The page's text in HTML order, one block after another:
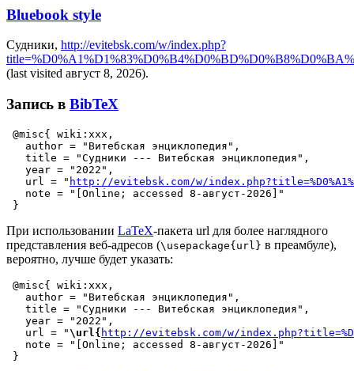
Bluebook style
Судники, http://evitebsk.com/w/index.php?
(last visited август 8, 2026).
Запись в BibTeX
@misc{ wiki:xxx,
   author = "Витебская энциклопедия",
   title = "Судники --- Витебская энциклопедия",
   year = "2022",
   url = "
http://evitebsk.com/w/
   note = "[Online; accessed 8-август-2026]"
При использовании LaTeX-пакета url для более наглядного
представления веб-адресов (\usepackage{url} в преамбуле),
вероятно, лучше будет указать:
@misc{ wiki:xxx,
   author = "Витебская энциклопедия",
   title = "Судники --- Витебская энциклопедия",
   year = "2022",
   url = "
\url{ http://evitebsk.com/w/
   note = "[Online; accessed 8-август-2026]"